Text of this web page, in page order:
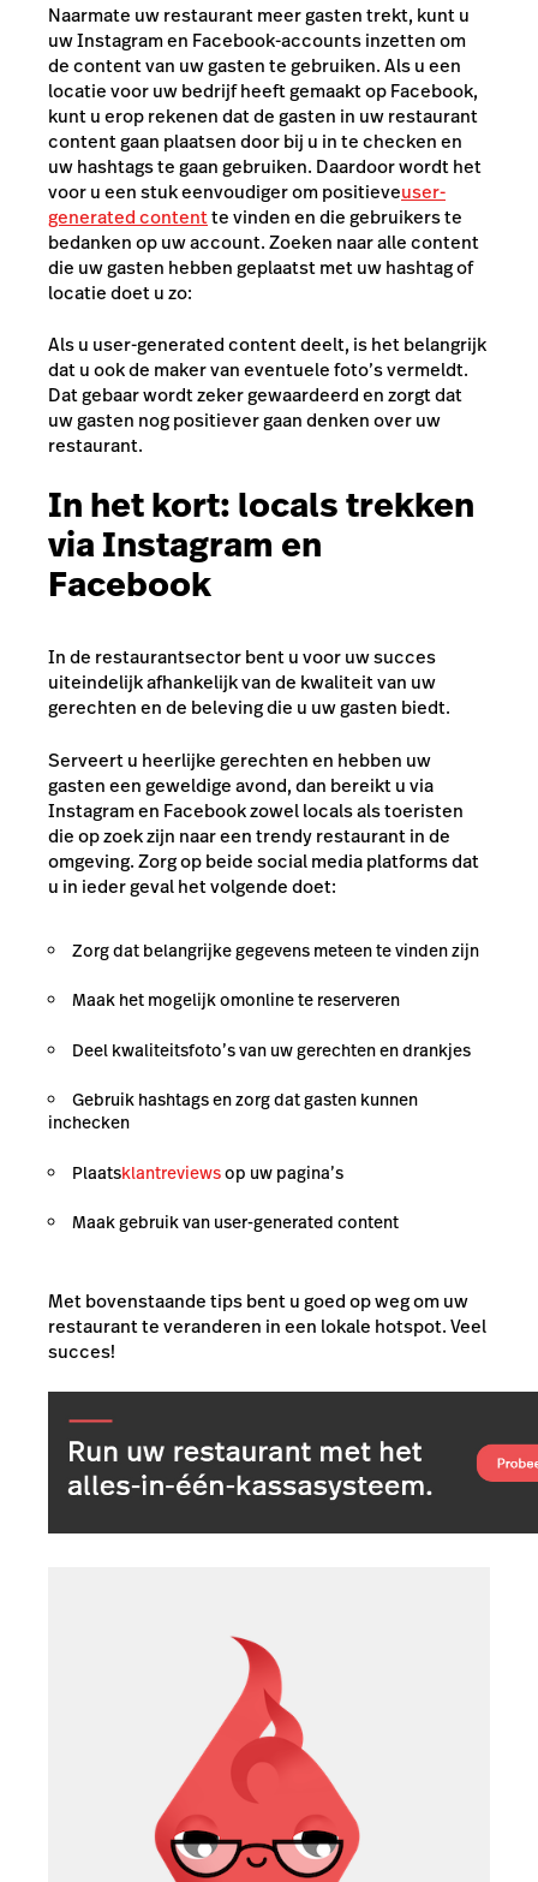
Naarmate uw restaurant meer gasten trekt, kunt u
uw Instagram en Facebook-accounts inzetten om
de content van uw gasten te gebruiken. Als u een
locatie voor uw bedrijf heeft gemaakt op Facebook,
kunt u erop rekenen dat de gasten in uw restaurant
content gaan plaatsen door bij u in te checken en
uw hashtags te gaan gebruiken. Daardoor wordt het
voor u een stuk eenvoudiger om positieveuser-
generated contentte vinden en die gebruikers te
bedanken op uw account. Zoeken naar alle content
die uw gasten hebben geplaatst met uw hashtag of
locatie doet u zo:
Als u user-generated content deelt, is het belangrijk
dat u ook de maker van eventuele foto’s vermeldt.
Dat gebaar wordt zeker gewaardeerd en zorgt dat
uw gasten nog positiever gaan denken over uw
restaurant.
In het kort: locals trekken
via Instagram en
Facebook
In de restaurantsector bent u voor uw succes
uiteindelijk afhankelijk van de kwaliteit van uw
gerechten en de beleving die u uw gasten biedt.
Serveert u heerlijke gerechten en hebben uw
gasten een geweldige avond, dan bereikt u via
Instagram en Facebook zowel locals als toeristen
die op zoek zijn naar een trendy restaurant in de
omgeving. Zorg op beide social media platforms dat
u in ieder geval het volgende doet:
Zorg dat belangrijke gegevens meteen te vinden zijn
Maak het mogelijk omonline te reserveren
Deel kwaliteitsfoto’s van uw gerechten en drankjes
Gebruik hashtags en zorg dat gasten kunnen
inchecken
Plaatsklantreviewsop uw pagina’s
Maak gebruik van user-generated content
Met bovenstaande tips bent u goed op weg om uw
restaurant te veranderen in een lokale hotspot. Veel
succes!